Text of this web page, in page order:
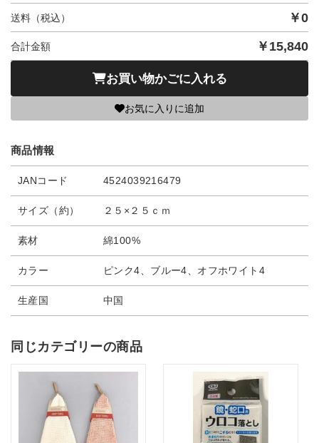
送料（税込） ￥0
合計金額 ￥ 15,840
お買い物かごに入れる
お気に入りに追加
商品情報
JANコード 4524039216479
サイズ（約） ２５×２５ｃｍ
素材 綿100%
カラー ピンク4、ブルー4、オフホワイト4
生産国 中国
同じカテゴリーの商品